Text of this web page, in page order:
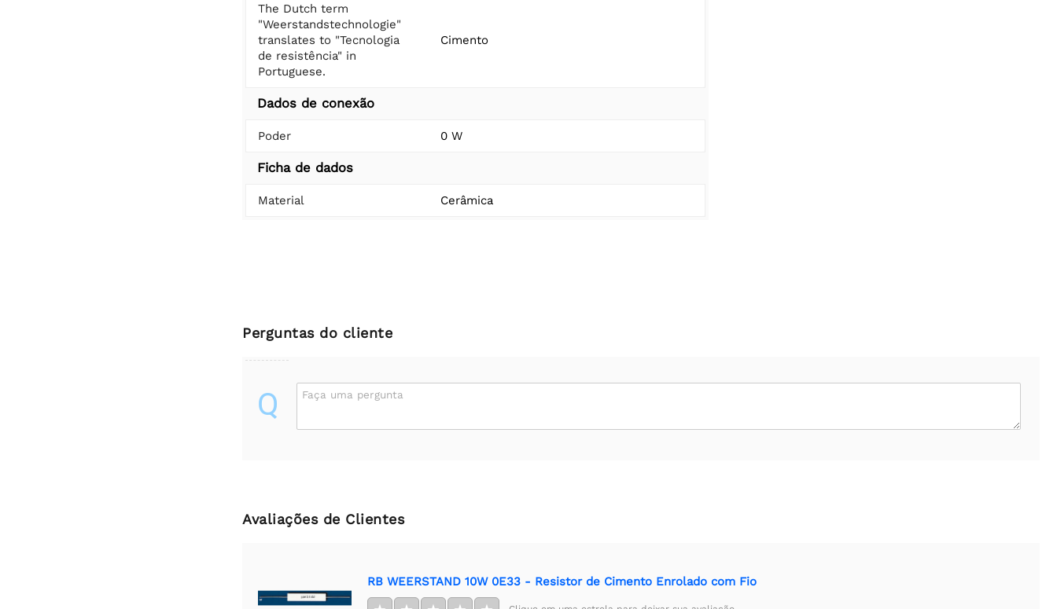
The Dutch term
"Weerstandstechnologie"
translates to "Tecnologia
de resistência" in
Portuguese.
Cimento
Dados de conexão
Poder 0 W
Ficha de dados
Material Cerâmica
Perguntas do cliente
Q Faça uma pergunta
Avaliações de Clientes
RB WEERSTAND 10W 0E33 - Resistor de Cimento Enrolado com Fio